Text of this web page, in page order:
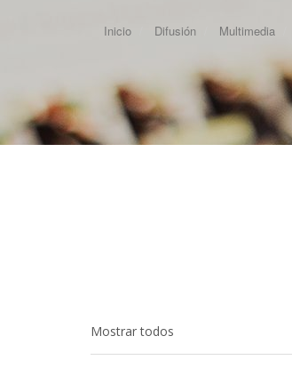
Inicio Difusión Multimedia
Mostrar todos